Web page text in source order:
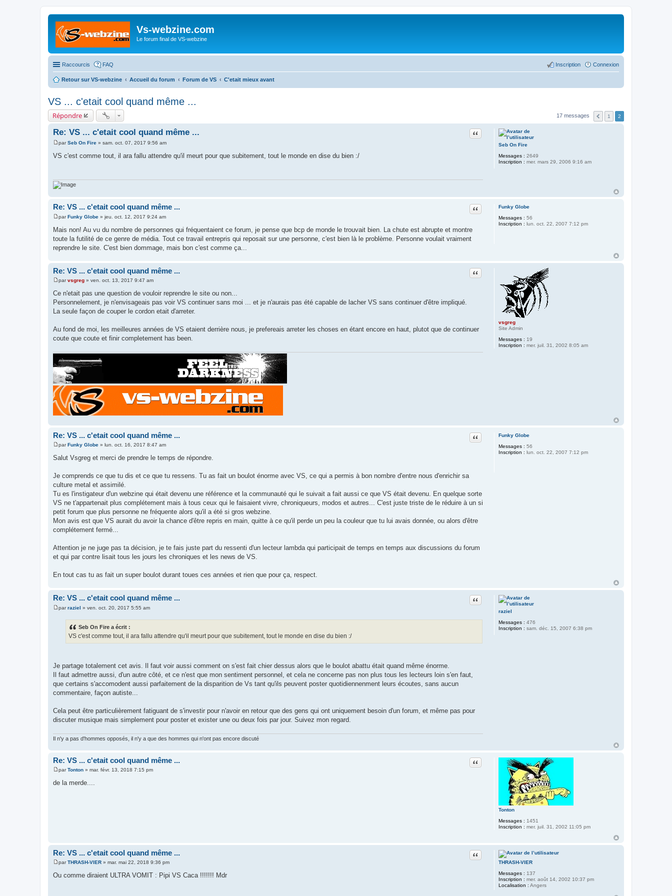
Vs-webzine.com
Le forum final de VS-webzine
Raccourcis FAQ Connexion
Inscription
Retour sur VS-webzine Accueil du forum Forum de VS C'etait mieux avant
VS ... c'etait cool quand même ...
Répondre 17 messages 1 2
Seb On Fire
Messages : 2649
Inscription : mer. mars 29, 2006 9:16 am
Re: VS ... c'etait cool quand même ... Citer
M
e
s
e
parSeb On Fire » sam. oct. 07, 2017 9:56 am
VS c'est comme tout, il ara fallu attendre qu'il meurt pour que subitement, tout le monde en dise du bien :/
Funky Globe
Messages : 56
Inscription : lun. oct. 22, 2007 7:12 pm
Re: VS ... c'etait cool quand même ... Citer
M
s
s
g
parFunky Globe » jeu. oct. 12, 2017 9:24 am
Mais non! Au vu du nombre de personnes qui fréquentaient ce forum, je pense que bcp de monde le trouvait bien. La chute est abrupte et montre
toute la futilité de ce genre de média. Tout ce travail entrepris qui reposait sur une personne, c'est bien là le problème. Personne voulait vraiment
reprendre le site. C'est bien dommage, mais bon c'est comme ça...
vsgreg
Site Admin
Messages : 19
Inscription : mer. juil. 31, 2002 8:05 am
Re: VS ... c'etait cool quand même ... Citer
M
e
s
s
a
g
parvsgreg » ven. oct. 13, 2017 9:47 am
Ce n'etait pas une question de vouloir reprendre le site ou non...
Personnelement, je n'envisageais pas voir VS continuer sans moi ... et je n'aurais pas été capable de lacher VS sans continuer d'être impliqué.
La seule façon de couper le cordon etait d'arreter.
Au fond de moi, les meilleures années de VS etaient derrière nous, je prefereais arreter les choses en étant encore en haut, plutot que de continuer
coute que coute et finir completement has been.
Funky Globe
Messages : 56
Inscription : lun. oct. 22, 2007 7:12 pm
Re: VS ... c'etait cool quand même ... Citer
e
s
a
g
e
par Funky Globe » lun. oct. 16, 2017 8:47 am
Salut Vsgreg et merci de prendre le temps de répondre.
Je comprends ce que tu dis et ce que tu ressens. Tu as fait un boulot énorme avec VS, ce qui a permis à bon nombre d'entre nous d'enrichir sa
culture metal et assimilé.
Tu es l'instigateur d'un webzine qui était devenu une référence et la communauté qui le suivait a fait aussi ce que VS était devenu. En quelque sorte
VS ne t'appartenait plus complétement mais à tous ceux qui le faisaient vivre, chroniqueurs, modos et autres... C'est juste triste de le réduire à un si
petit forum que plus personne ne fréquente alors qu'il a été si gros webzine.
Mon avis est que VS aurait du avoir la chance d'être repris en main, quitte à ce qu'il perde un peu la couleur que tu lui avais donnée, ou alors d'être
complétement fermé...
Attention je ne juge pas ta décision, je te fais juste part du ressenti d'un lecteur lambda qui participait de temps en temps aux discussions du forum
et qui par contre lisait tous les jours les chroniques et les news de VS.
En tout cas tu as fait un super boulot durant toues ces années et rien que pour ça, respect.
raziel
Messages : 476
Inscription : sam. déc. 15, 2007 6:38 pm
Re: VS ... c'etait cool quand même ... Citer
M
parraziel » ven. oct. 20, 2017 5:55 am
Seb On Fire a écrit :
VS c'est comme tout, il ara fallu attendre qu'il meurt pour que subitement, tout le monde en dise du bien :/
Je partage totalement cet avis. Il faut voir aussi comment on s'est fait chier dessus alors que le boulot abattu était quand même énorme.
Il faut admettre aussi, d'un autre côté, et ce n'est que mon sentiment personnel, et cela ne concerne pas non plus tous les lecteurs loin s'en faut,
que certains s'accomodent aussi parfaitement de la disparition de Vs tant qu'ils peuvent poster quotidiennenment leurs écoutes, sans aucun
commentaire, façon autiste...
Cela peut être particulièrement fatiguant de s'investir pour n'avoir en retour que des gens qui ont uniquement besoin d'un forum, et même pas pour
discuter musique mais simplement pour poster et exister une ou deux fois par jour. Suivez mon regard.
Il n'y a pas d'hommes opposés, il n'y a que des hommes qui n'ont pas encore discuté
Tonton
Messages : 1451
Inscription : mer. juil. 31, 2002 11:05 pm
Re: VS ... c'etait cool quand même ... Citer
M
e
s
parTonton » mar. févr. 13, 2018 7:15 pm
de la merde....
THRASH-VIER
Messages : 137
Inscription : mer. août 14, 2002 10:37 pm
Localisation : Angers
Re: VS ... c'etait cool quand même ... Citer
M
e
s
parTHRASH-VIER » mar. mai 22, 2018 9:36 pm
Ou comme diraient ULTRA VOMIT : Pipi VS Caca !!!!!!! Mdr